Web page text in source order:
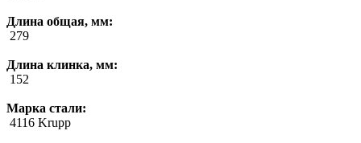
Длина общая, мм:
279
Длина клинка, мм:
152
Марка стали:
4116 Krupp